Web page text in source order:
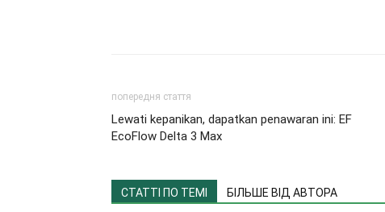
попередня стаття
Lewati kepanikan, dapatkan penawaran ini: EF
EcoFlow Delta 3 Max
СТАТТІ ПО ТЕМІ БІЛЬШЕ ВІД АВТОРА